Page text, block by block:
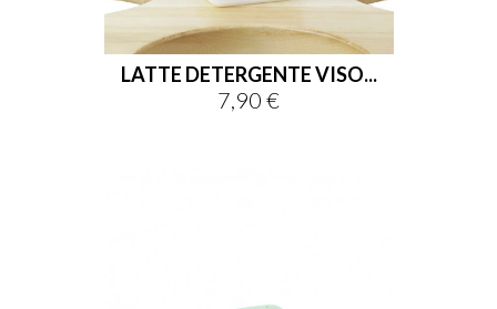
LATTE DETERGENTE VISO...
Prezzo
7,90 €